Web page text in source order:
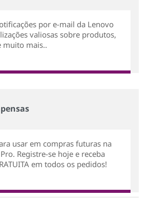
por e-mail da Lenovo
valiosas sobre produtos,
muito mais..
usar em compras futuras na
Registre-se hoje e receba
em todos os pedidos!